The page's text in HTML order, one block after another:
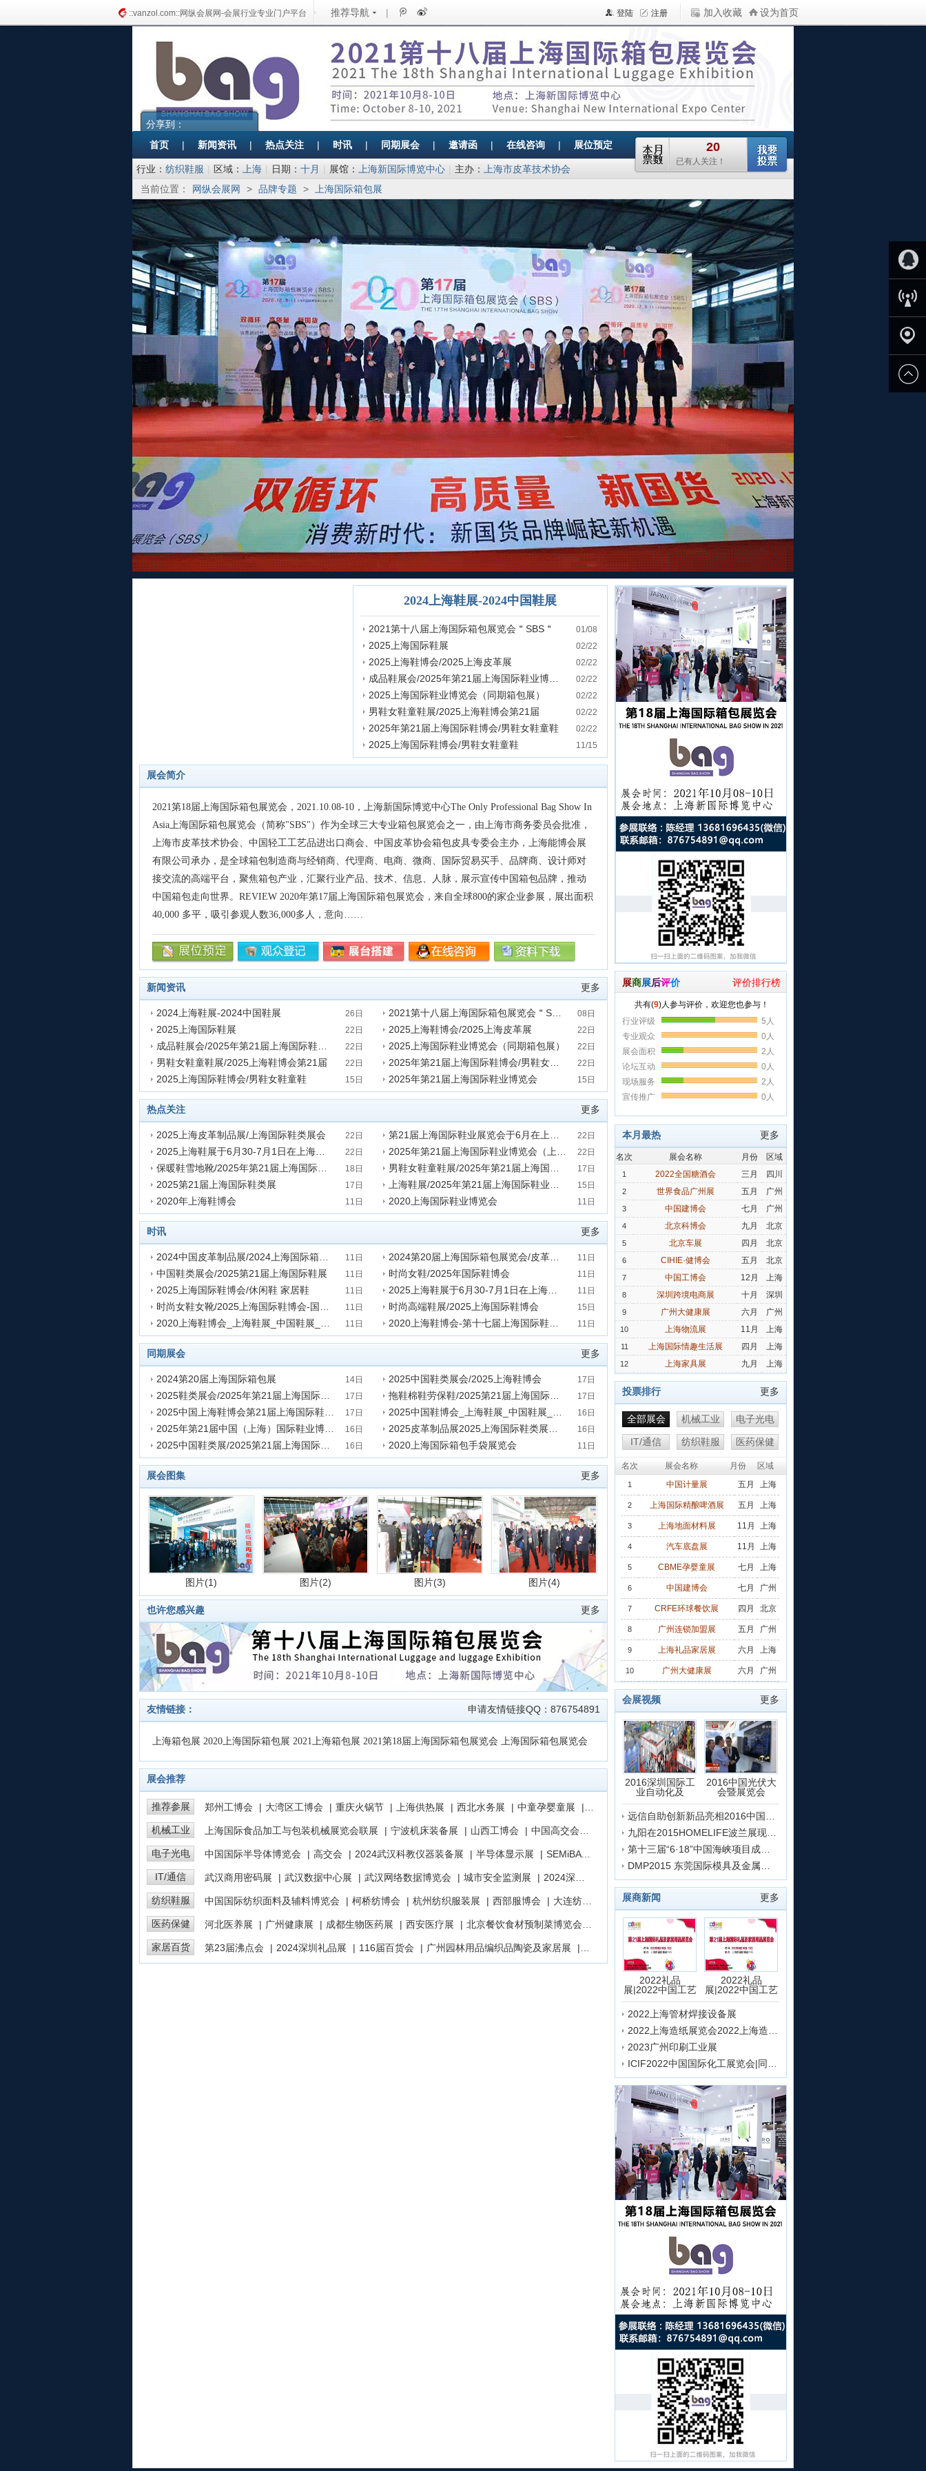
::vanzol.com::网纵会展网-会展行业专业门户平台 推荐导航 | 加入收藏 设为首页
分享到：
首页
| 新闻资讯 | 热点关注 | 时讯 | 同期展会 | 邀请函 | 在线咨询 | 展位预定
行业： 纺织鞋服 | 区域： 上海 | 日期： 十月 | 展馆： 上海新国际博览中心 | 主办：
上海市皮革技术协会
当前位置：
网纵会展网 > 品牌专题 > 上海国际箱包展
2024上海鞋展-2024中国鞋展
2021第十八届上海国际箱包展览会＂SBS＂ 01/08
发表时间:2021-01-08 02:51:58
2025上海国际鞋展 02/22
发表时间:2020-02-22 11:16:34
2025上海鞋博会/2025上海皮革展 02/22
发表时间:2020-02-22 11:14:51 02/22
发表时间:2020-02-22 11:09:46
2025上海国际鞋业博览会（同期箱包展） 02/22
发表时间:2020-02-22 11:05:09
男鞋女鞋童鞋展/2025上海鞋博会第21届 02/22
发表时间:2020-02-22 10:57:05
2025年第21届上海国际鞋博会/男鞋女鞋童鞋 02/22
发表时间:2020-02-22 10:46:39
2025上海国际鞋博会/男鞋女鞋童鞋 11/15
展会简介
2021第18届上海国际箱包展览会，2021.10.08-10，上海新国际博览中心The Only Professional Bag Show In
Asia上海国际箱包展览会（简称"SBS"）作为全球三大专业箱包展览会之一，由上海市商务委员会批准，
上海市皮革技术协会、中国轻工工艺品进出口商会、中国皮革协会箱包皮具专委会主办，上海能博会展
有限公司承办，是全球箱包制造商与经销商、代理商、电商、微商、国际贸易买手、品牌商、设计师对
接交流的高端平台，聚焦箱包产业，汇聚行业产品、技术、信息、人脉，展示宣传中国箱包品牌，推动
中国箱包走向世界。REVIEW 2020年第17届上海国际箱包展览会，来自全球800的家企业参展，展出面积
40,000 多平，吸引参观人数36,000多人，意向……
新闻资讯 更多
2024上海鞋展-2024中国鞋展 26日
发表时间:2023-07-26 14:12:40
08日
发表时间:2021-01-08 02:51:58
2025上海国际鞋展 22日
发表时间:2020-02-22 11:16:34
2025上海鞋博会/2025上海皮革展 22日
发表时间:2020-02-22 11:14:51
22日
发表时间:2020-02-22 11:09:46
2025上海国际鞋业博览会（同期箱包展） 22日
发表时间:2020-02-22 11:05:09
男鞋女鞋童鞋展/2025上海鞋博会第21届 22日
发表时间:2020-02-22 10:57:05
22日
发表时间:2020-02-22 10:46:39
2025上海国际鞋博会/男鞋女鞋童鞋 15日 2025年第21届上海国际鞋业博览会 15日
热点关注
更多
2025上海皮革制品展/上海国际鞋类展会 22日
发表时间:2020-02-22 11:31:43
22日
发表时间:2020-02-22 11:29:33
22日
发表时间:2020-02-22 11:23:21
22日
发表时间:2020-02-22 11:19:53
18日
发表时间:2019-12-18 11:56:42
17日
发表时间:2019-12-17 16:30:09
2025第21届上海国际鞋类展 17日
发表时间:2019-12-17 16:26:50
15日
发表时间:2019-11-15 17:03:24
2020年上海鞋博会 11日 2020上海国际鞋业博览会 11日
时讯
更多
11日
发表时间:2021-01-11 14:33:44
11日
发表时间:2021-01-11 14:20:25
中国鞋类展会/2025第21届上海国际鞋展 11日
发表时间:2021-01-11 14:20:25
时尚女鞋/2025年国际鞋博会 11日
发表时间:2021-01-11 11:40:40
2025上海国际鞋博会/休闲鞋 家居鞋 11日
发表时间:2021-01-11 11:10:15
11日
发表时间:2021-01-11 10:48:23
11日
发表时间:2021-01-11 10:34:40
时尚高端鞋展/2025上海国际鞋博会 15日
发表时间:2019-11-15 17:05:30
11日 11日
同期展会
更多
2024第20届上海国际箱包展 14日
发表时间:2020-12-14 14:55:21
2025中国鞋类展会/2025上海鞋博会 17日
发表时间:2019-12-17 11:33:04
17日
发表时间:2019-12-17 11:20:07
17日
发表时间:2019-12-17 10:46:04
17日
发表时间:2019-12-17 09:27:55
16日
发表时间:2019-12-16 16:58:57
16日
发表时间:2019-12-16 16:56:02
16日
发表时间:2019-12-16 16:53:39
16日 2020上海国际箱包手袋展览会 11日
展会图集
更多
图片(1) 图片(2) 图片(3) 图片(4)
图片(5) 图片(8)
也许您感兴趣 更多
友情链接： 申请友情链接QQ：876754891
上海箱包展 2020上海国际箱包展 2021上海箱包展 2021第18届上海国际箱包展览会 上海国际箱包展览会
展会推荐
推荐参展 郑州工博会 | 大湾区工博会 | 重庆火锅节 | 上海供热展 | 西北水务展 | 中童孕婴童展 | 全国医院建设大会 | 2024第二十届天津工博会
机械工业 上海国际食品加工与包装机械展览会联展 | 宁波机床装备展 | 山西工博会 | 中国高交会 上海压缩机展 | 世界制造业大会 | 厦门工博会
电子光电 中国国际半导体博览会 | 高交会 | 2024武汉科教仪器装备展 | 半导体显示展 | SEMiBAY湾芯展 | 深圳安防展 | 中国电子展 | 深圳电子展
IT/通信 武汉商用密码展 | 武汉数据中心展 | 武汉网络数据博览会 | 城市安全监测展 | 2024深圳高交会 | 雷达未来大会 | 广东互联网博览会 |
纺织鞋服 中国国际纺织面料及辅料博览会 | 柯桥纺博会 | 杭州纺织服装展 | 西部服博会 | 大连纺博会 成都纺织服装展 运动时尚潮服展 | 广州服装展
医药保健 河北医养展 | 广州健康展 | 成都生物医药展 | 西安医疗展 | 北京餐饮食材预制菜博览会 德国医疗展 重庆医疗展 | 昆明医疗展 |
家居百货 第23届沸点会 | 2024深圳礼品展 | 116届百货会 | 广州园林用品编织品陶瓷及家居展 | 2024上海日用百货展 天津家博会 | 2023深圳自有品牌展
展商展后评价 评价排行榜
本月最热 更多
名次 展会名称 月份 区域
1 2022全国糖酒会 三月 四川
2 世界食品广州展 五月 广州
3 中国建博会 七月 广州
4 北京科博会 九月 北京
5 北京车展 四月 北京
6 CIHIE·健博会 五月 北京
7 中国工博会 12月 上海
8 深圳跨境电商展 十月 深圳
9 广州大健康展 六月 广州
10 上海物流展 11月 上海
11 上海国际情趣生活展 四月 上海
12 上海家具展 九月 上海
投票排行 更多
全部展会 机械工业 电子光电
IT/通信 纺织鞋服 医药保健
名次 展会名称 月份 区域
1 中国计量展 五月 上海
2 上海国际精酿啤酒展 五月 上海
3 上海地面材料展 11月 上海
4 汽车底盘展 11月 上海
5 CBME孕婴童展 七月 上海
6 中国建博会 七月 广州
7 CRFE环球餐饮展 四月 北京
8 广州连锁加盟展 五月 广州
9 上海礼品家居展 六月 上海
10 广州大健康展 六月 广州
会展视频 更多
2016深圳国际工
业自动化及
2016中国光伏大
会暨展览会
展商新闻 更多
2022礼品
展|2022中国工艺
品
2022礼品
展|2022中国工艺
品
2022上海管材焊接设备展
2023广州印刷工业展
QQ客服
申请参
观众登